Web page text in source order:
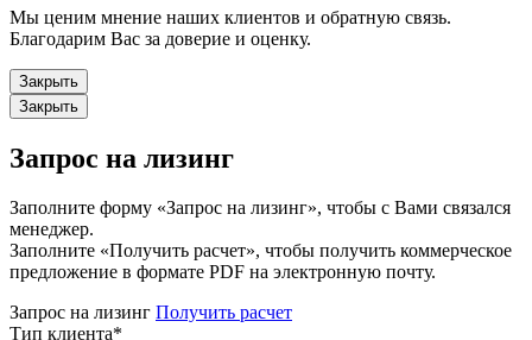
Мы ценим мнение наших клиентов и обратную связь.
Благодарим Вас за доверие и оценку.
Закрыть
Закрыть
Запрос на лизинг
Заполните форму «Запрос на лизинг», чтобы с Вами связался
менеджер.
Заполните «Получить расчет», чтобы получить коммерческое
предложение в формате PDF на электронную почту.
Запрос на лизинг Получить расчет
Тип клиента*